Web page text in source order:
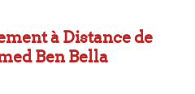
à Distance de
Ben Bella